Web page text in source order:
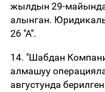
жылдын 29-майында
алынган.
26 "А".
14. "Шабдан
алмашуу
августунда